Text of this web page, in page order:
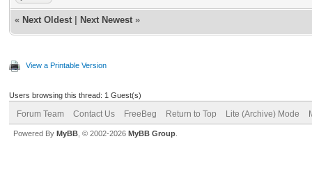
« Next Oldest Next Newest »
View a Printable Version
Users browsing this thread: 1 Guest(s)
Forum Team Contact Us FreeBeg Return to Top Lite (Archive) Mode
Powered By MyBB , © 2002-2026 MyBB Group